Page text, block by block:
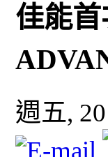
佳能
週五,